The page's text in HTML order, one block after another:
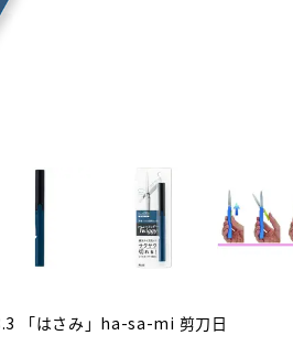
「はさみ」ha-sa-mi 剪刀日